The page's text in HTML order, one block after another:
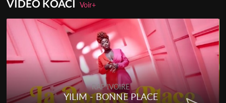
VIDEO KOACIVoir+
RAP IVOIRE
YILIM - BONNE PLACE